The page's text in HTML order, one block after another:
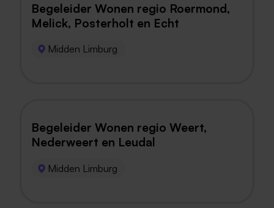
Begeleider Wonen regio Roermond,
Melick, Posterholt en Echt
Midden Limburg
Begeleider Wonen regio Weert,
Nederweert en Leudal
Midden Limburg